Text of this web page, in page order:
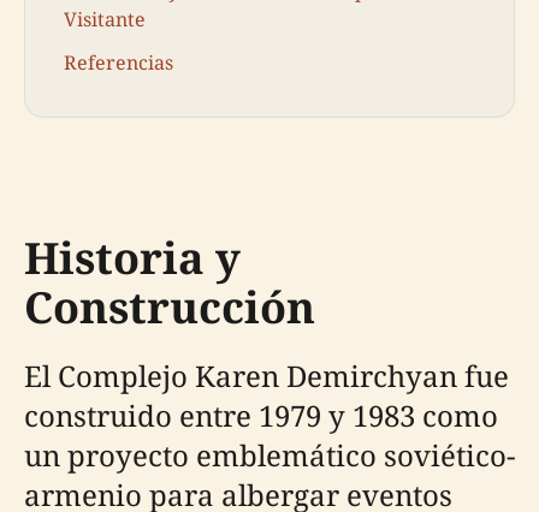
Visitante
Referencias
Historia y
Construcción
El Complejo Karen Demirchyan fue
construido entre 1979 y 1983 como
un proyecto emblemático soviético-
armenio para albergar eventos